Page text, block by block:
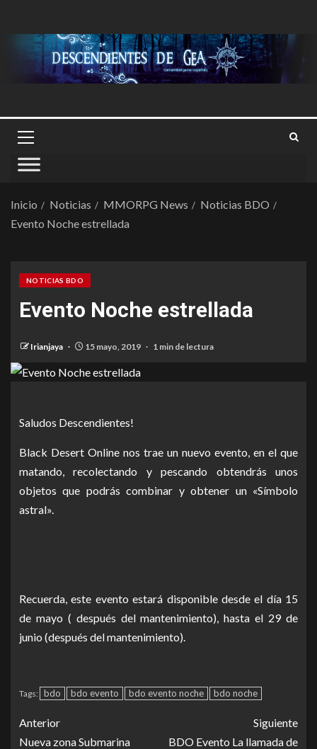
Inicio Noticias MMORPG News
Noticias BDO
Evento Noche estrellada
NOTICIAS BDO
Evento Noche estrellada
Irianjaya 15 mayo, 2019 1 min de lectura
Saludos Descendientes!
Black Desert Online nos trae un nuevo evento, en el que
matando, recolectando y pescando obtendrás unos
objetos que podrás combinar y obtener un «Símbolo
astral».
Recuerda, este evento estará disponible desde el día 15
de mayo ( después del mantenimiento), hasta el 29 de
junio (después del mantenimiento).
Tags: bdo bdo evento bdo evento noche bdo noche
Anterior
Nueva zona Submarina
Siguiente
BDO Evento La llamada de